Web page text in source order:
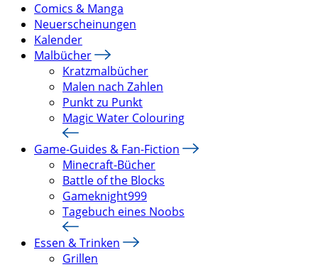
Comics & Manga
Neuerscheinungen
Kalender
Malbücher
Kratzmalbücher
Malen nach Zahlen
Punkt zu Punkt
Magic Water Colouring
Game-Guides & Fan-Fiction
Minecraft-Bücher
Battle of the Blocks
Gameknight999
Tagebuch eines Noobs
Essen & Trinken
Grillen